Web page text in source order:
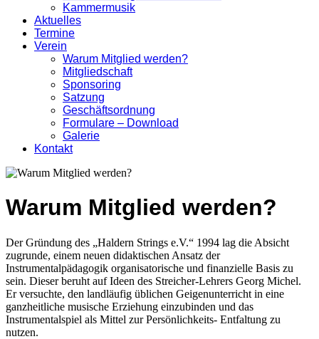
Kammermusik
Aktuelles
Termine
Verein
Warum Mitglied werden?
Mitgliedschaft
Sponsoring
Satzung
Geschäftsordnung
Formulare – Download
Galerie
Kontakt
Warum Mitglied werden?
Der Gründung des „Haldern Strings e.V.“ 1994 lag die Absicht
zugrunde, einem neuen didaktischen Ansatz der
Instrumentalpädagogik organisatorische und finanzielle Basis zu
sein. Dieser beruht auf Ideen des Streicher-Lehrers Georg Michel.
Er versuchte, den landläufig üblichen Geigenunterricht in eine
ganzheitliche musische Erziehung einzubinden und das
Instrumentalspiel als Mittel zur Persönlichkeits- Entfaltung zu
nutzen.